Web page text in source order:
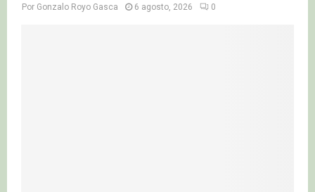
Por Gonzalo Royo Gasca 6 agosto, 2026 0